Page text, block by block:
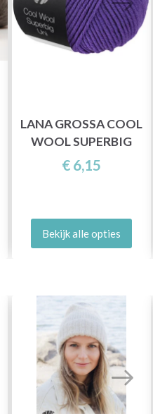
LANA GROSSA COOL
WOOL SUPERBIG
€ 6,15
Bekijk alle opties